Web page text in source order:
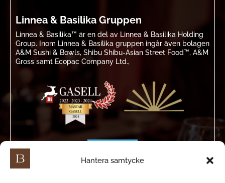
Hantera samtycke
Linnea & Basilika Gruppen
Linnea & Basilika™ är en del av Linnea & Basilika Holding
Group. Inom Linnea & Basilika gruppen ingår även bolagen
A&M Sushi & Bowls, Shibu Shibu-Asian Street Food™, A&M
Gross samt Ecopac Company Ltd.,